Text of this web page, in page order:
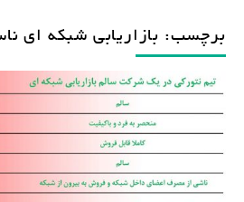
برچسب: بازاریابی شبکه ای